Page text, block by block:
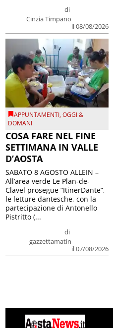
di
Cinzia Timpano
il 08/08/2026
APPUNTAMENTI,OGGI &
DOMANI
COSA FARE NEL FINE
SETTIMANA IN VALLE
D’AOSTA
di
gazzettamatin
il 07/08/2026
SABATO 8 AGOSTO ALLEIN –
All’area verde Le Plan-de-
Clavel prosegue “ItinerDante”,
le letture dantesche, con la
partecipazione di Antonello
Pistritto (...